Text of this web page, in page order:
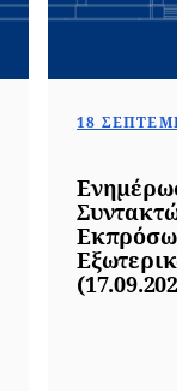
18